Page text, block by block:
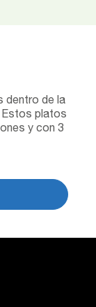
dentro de la
platos
y con 3